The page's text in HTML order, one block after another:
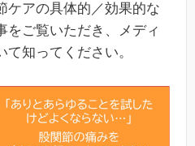
ケアの具体的／効果的な
をご覧いただき、メディ
知ってください。